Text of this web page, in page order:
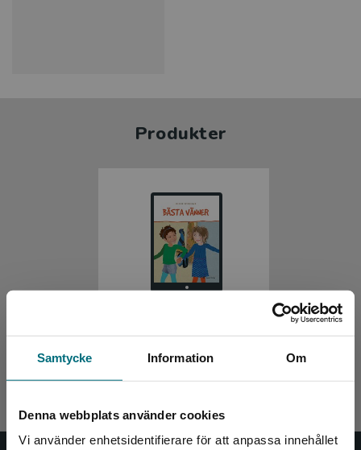
Samtycke Information Om
Denna webbplats använder cookies
Vi använder enhetsidentifierare för att anpassa innehållet
Produkter